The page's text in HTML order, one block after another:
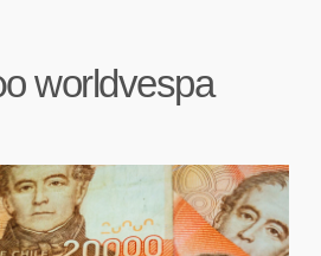
worldvespa